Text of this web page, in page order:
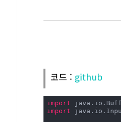
코드 : github
import
import